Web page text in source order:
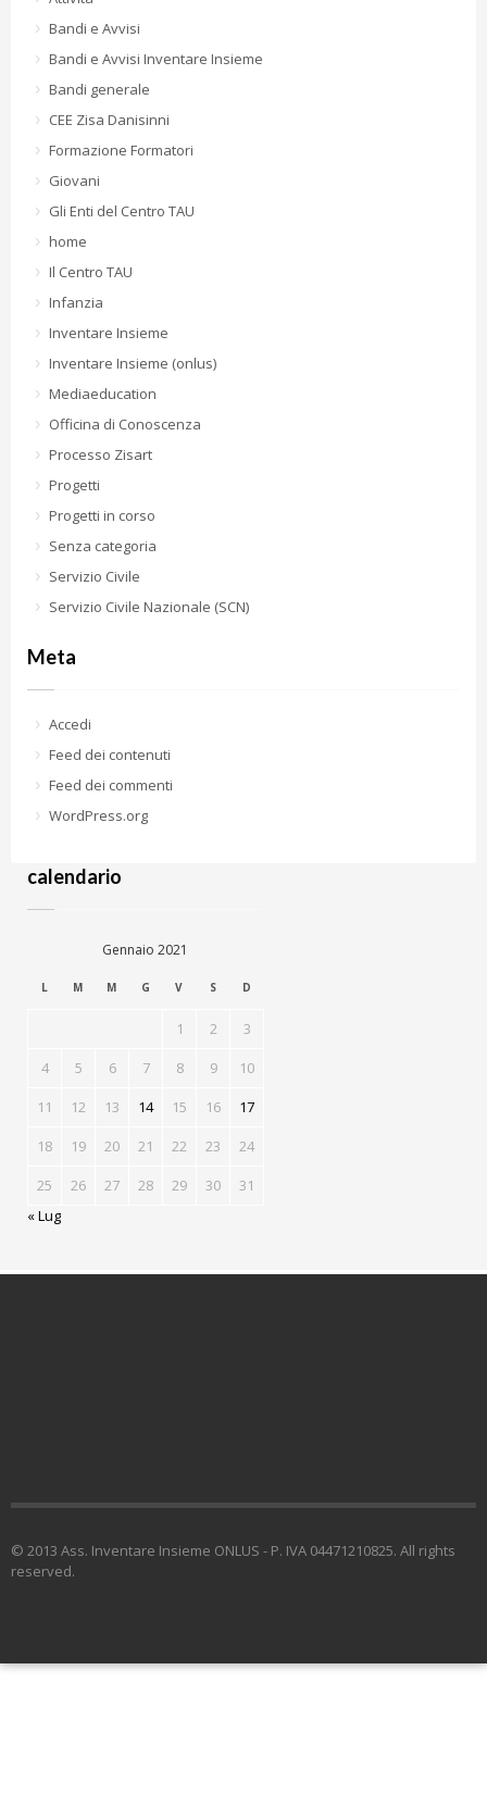
Bandi e Avvisi
Bandi e Avvisi Inventare Insieme
Bandi generale
CEE Zisa Danisinni
Formazione Formatori
Giovani
Gli Enti del Centro TAU
home
Il Centro TAU
Infanzia
Inventare Insieme
Inventare Insieme (onlus)
Mediaeducation
Officina di Conoscenza
Processo Zisart
Progetti
Progetti in corso
Senza categoria
Servizio Civile
Servizio Civile Nazionale (SCN)
Meta
Accedi
Feed dei contenuti
Feed dei commenti
WordPress.org
calendario
Gennaio 2021
L M M G V S D
1 2
3
4
5 6 7 8 9
10
11
12 13 14 15 16
17
18
19 20 21 22 23
24
25
26 27 28 29 30
31
« Lug
© 2013 Ass. Inventare Insieme ONLUS - P. IVA 04471210825. All rights
reserved.